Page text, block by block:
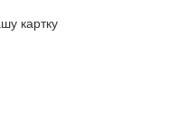
картку